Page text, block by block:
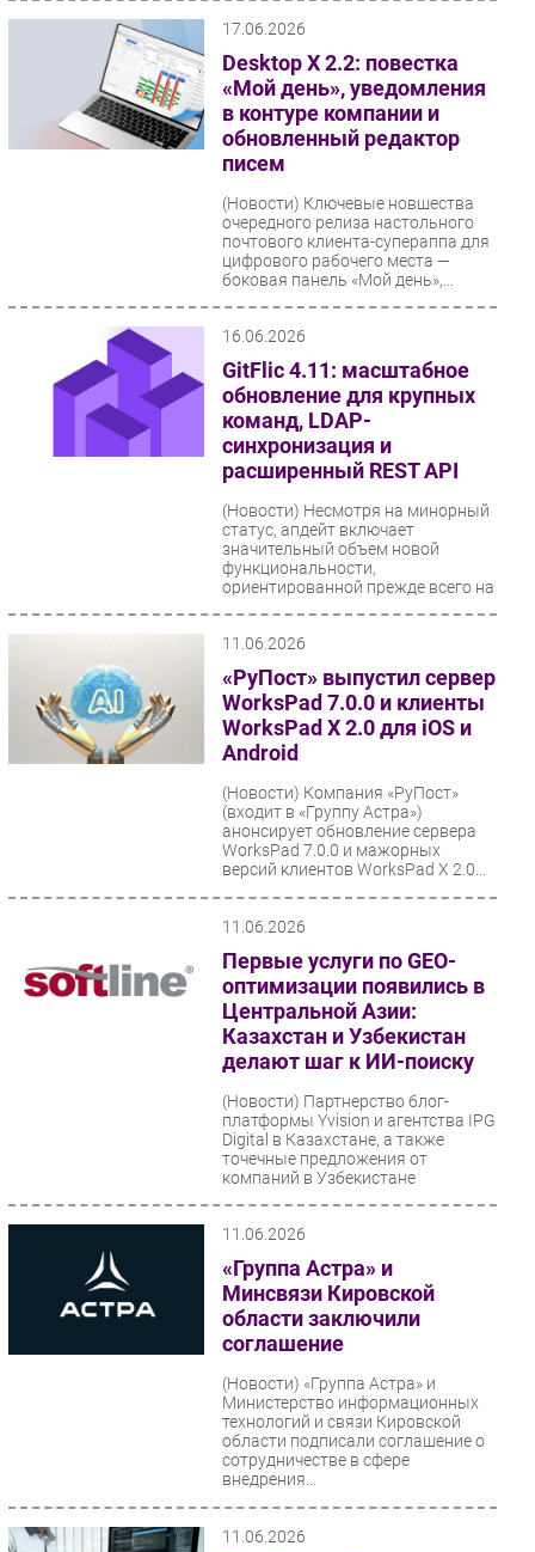
17.06.2026
Desktop X 2.2: повестка
«Мой день», уведомления
в контуре компании и
обновленный редактор
писем
(Новости) Ключевые новшества
очередного релиза настольного
почтового клиента-супераппа для
цифрового рабочего места —
боковая панель «Мой день»,...
16.06.2026
GitFlic 4.11: масштабное
обновление для крупных
команд, LDAP-
синхронизация и
расширенный REST API
(Новости) Несмотря на минорный
статус, апдейт включает
значительный объем новой
функциональности,
ориентированной прежде всего на
11.06.2026
«РуПост» выпустил сервер
WorksPad 7.0.0 и клиенты
WorksPad X 2.0 для iOS и
Android
(Новости) Компания «РуПост»
(входит в «Группу Астра»)
анонсирует обновление сервера
WorksPad 7.0.0 и мажорных
версий клиентов WorksPad X 2.0...
11.06.2026
Первые услуги по GEO-
оптимизации появились в
Центральной Азии:
Казахстан и Узбекистан
делают шаг к ИИ-поиску
(Новости) Партнерство блог-
платформы Yvision и агентства IPG
Digital в Казахстане, а также
точечные предложения от
компаний в Узбекистане
11.06.2026
«Группа Астра» и
Минсвязи Кировской
области заключили
соглашение
(Новости) «Группа Астра» и
Министерство информационных
технологий и связи Кировской
области подписали соглашение о
сотрудничестве в сфере
внедрения...
11.06.2026